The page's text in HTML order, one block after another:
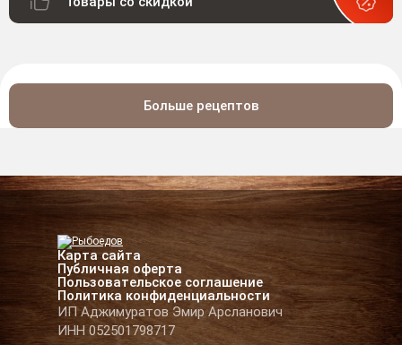
Больше рецептов
Карта сайта
Публичная оферта
Пользовательское соглашение
Политика конфиденциальности
ИП Аджимуратов Эмир Арсланович
ИНН 052501798717